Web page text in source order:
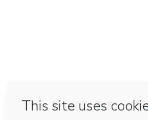
Hecho con❤ en Belo Horizonte